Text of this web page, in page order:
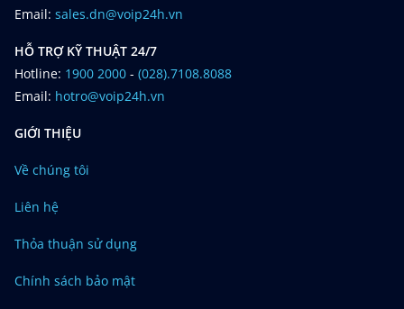
Email: sales.dn@voip24h.vn
HỖ TRỢ KỸ THUẬT 24/7
Hotline: 1900 2000 - (028).7108.8088
Email: hotro@voip24h.vn
GIỚI THIỆU
Về chúng tôi
Liên hệ
Thỏa thuận sử dụng
Chính sách bảo mật